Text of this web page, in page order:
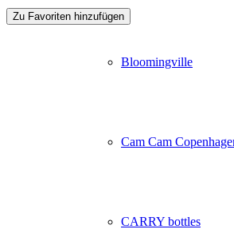
Bloomingville
Cam Cam
CARRY bottles
Zu Favoriten hinzufügen